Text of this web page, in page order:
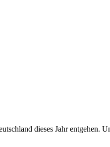
dieses Jahr entgehen.